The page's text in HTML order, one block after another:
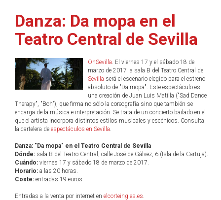
Danza: Da mopa en el
Teatro Central de Sevilla
OnSevilla. El viernes 17 y el sábado 18 de
marzo de 2017 la sala B del Teatro Central de
Sevilla será el escenario elegido para el estreno
absoluto de "Da mopa". Este espectáculo es
una creación de Juan Luis Matilla ("Sad Dance
Therapy", "Boh"), que firma no sólo la coreografía sino que también se
encarga de la música e interpretación. Se trata de un concierto bailado en el
que el artista incorpora distintos estilos musicales y escénicos. Consulta
la cartelera de espectáculos en Sevilla.
Danza: "Da mopa" en el Teatro Central de Sevilla
Dónde: sala B del Teatro Central, calle José de Gálvez, 6 (Isla de la Cartuja).
Cuándo: viernes 17 y sábado 18 de marzo de 2017.
Horario: a las 20 horas.
Coste: entradas 19 euros.
Entradas a la venta por internet en elcorteingles.es.